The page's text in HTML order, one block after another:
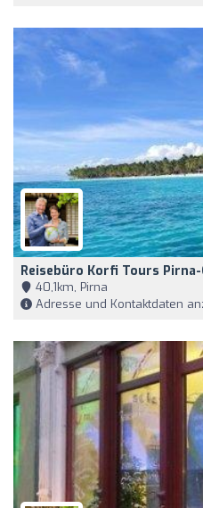
Reisebüro Korfi Tours
40,1km, Pirna
Adresse und Kontaktdaten